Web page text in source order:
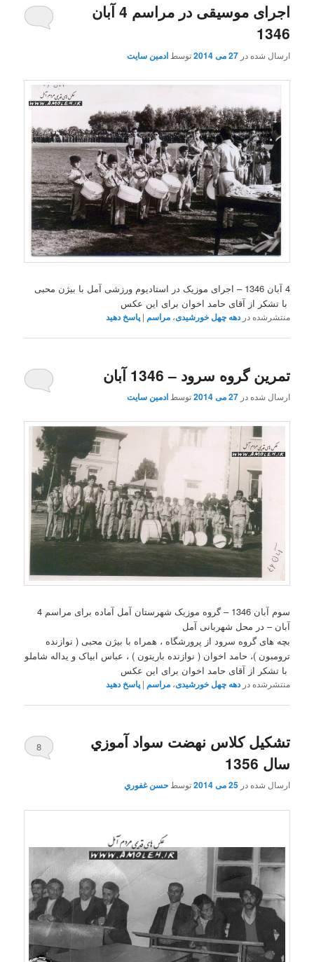
اجرای موسیقی در مراسم 4 آبان
1346
ارسال شده در27 می 2014 توسطادمین سایت
4 آبان 1346 – اجرای موزیک در استادیوم ورزشی آمل با بیژن محبی
با تشکر از آقای حامد اخوان برای این عکس
منتشرشده در دهه چهل خورشیدی،مراسم |پاسخ دهید
تمرین گروه سرود – 1346 آبان
ارسال شده در27 می 2014 توسطادمین سایت
سوم آبان 1346 – گروه موزیک شهرستان آمل آماده برای مراسم 4
آبان – در محل شهربانی آمل
بچه های گروه سرود از پرورشگاه ، همراه با بیژن محبی ( نوازنده
ترومبون )، حامد اخوان ( نوازنده باریتون ) ، عباس ابیاک و یداله شاملو
با تشکر از آقای حامد اخوان برای این عکس
منتشرشده در دهه چهل خورشیدی،مراسم |پاسخ دهید
تشکيل کلاس نهضت سواد آموزي
سال 1356
ارسال شده در25 می 2014 توسطحسن غفوري
8